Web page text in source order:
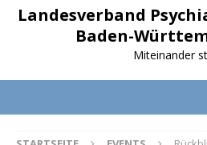
Landesverband
Baden-
Miteinander